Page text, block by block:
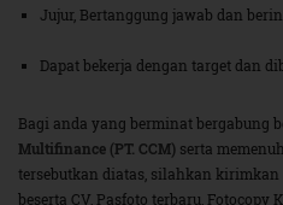
Jujur, Bertanggung jawab dan
Dapat bekerja dengan target dan
Bagi anda yang berminat bergabung
Multifinance (PT. CCM) serta
tersebutkan diatas, silahkan
beserta CV, Pasfoto terbaru, Fotocopy